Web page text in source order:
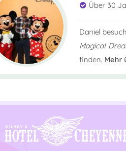
Über 30
Daniel
Magical
finden. Mehr